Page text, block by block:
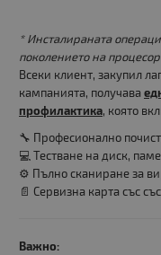
* Инсталираната
поколението на
Всеки клиент, закупил
кампанията, получава
профилактика, която
🔧 Професионално
💻 Тестване на диск,
⚙️ Пълно сканиране за
📄 Сервизна карта със
Важно: